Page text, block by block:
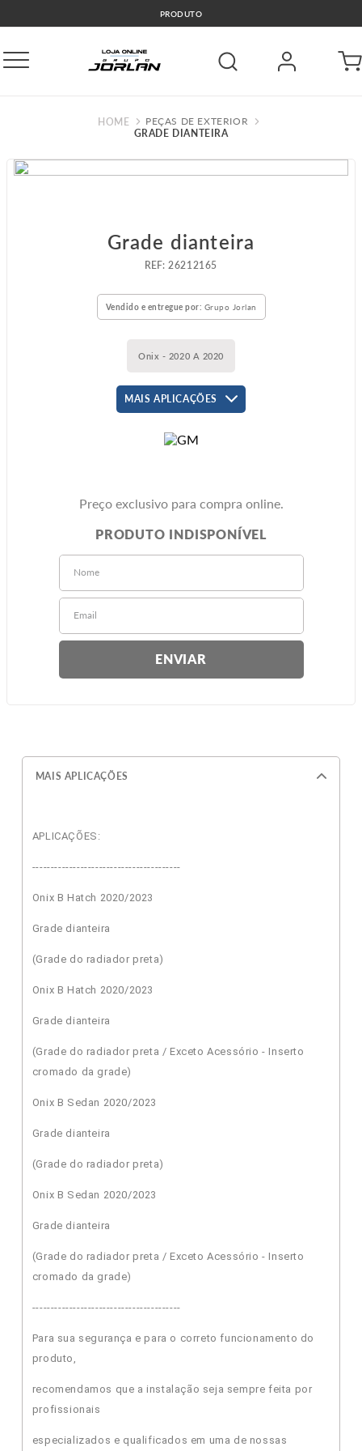
PRODUTO
PEÇAS DE EXTERIOR
GRADE DIANTEIRA
Grade dianteira
:26212165
Vendido e entregue por: Grupo Jorlan
Onix - 2020 A 2020
MAIS APLICAÇÕES
Preço exclusivo para compra online.
ENVIAR
MAIS APLICAÇÕES
APLICAÇÕES:
----------------------------------------
Onix B Hatch 2020/2023
Grade dianteira
(Grade do radiador preta)
Onix B Hatch 2020/2023
Grade dianteira
(Grade do radiador preta / Exceto Acessório - Inserto
cromado da grade)
Onix B Sedan 2020/2023
Grade dianteira
(Grade do radiador preta)
Onix B Sedan 2020/2023
Grade dianteira
(Grade do radiador preta / Exceto Acessório - Inserto
cromado da grade)
----------------------------------------
Para sua segurança e para o correto funcionamento do
produto,
recomendamos que a instalação seja sempre feita por
profissionais
especializados e qualificados em uma de nossas